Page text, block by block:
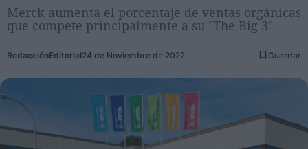
Nombramientos
Entrevistas a directivos
Tendencias
Innovación
Ciencia y tecnología
Merck aumenta el porcentaje de ventas orgánicas
que compete principalmente a su "The Big 3"
RedacciónEditorial24 de Noviembre de 2022 Guardar